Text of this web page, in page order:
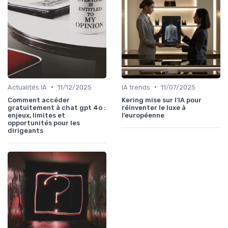
Actualités IA • 11/12/2025
Comment accéder
gratuitement à chat gpt 4o :
enjeux, limites et
opportunités pour les
dirigeants
IA trends • 11/07/2025
Kering mise sur l’IA pour
réinventer le luxe à
l’européenne